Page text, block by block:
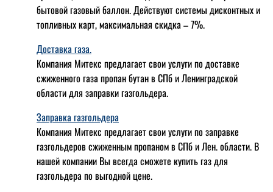
бытовой газовый баллон. Действуют системы дисконтных и
топливных карт, максимальная скидка – 7%.
Доставка газа.
Компания Митекс предлагает свои услуги по доставке
сжиженного газа пропан бутан в СПб и Ленинградской
области для заправки газгольдера.
Заправка газгольдера
Компания Митекс предлагает свои услуги по заправке
газгольдеров сжиженным пропаном в СПб и Лен. области. В
нашей компании Вы всегда сможете купить газ для
газгольдера по выгодной цене.